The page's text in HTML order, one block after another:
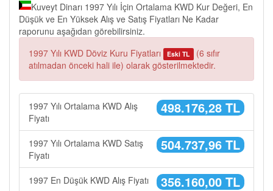
Kuveyt Dinarı 1997 Yılı İçin Ortalama KWD Kur Değeri, En
Düşük ve En Yüksek Alış ve Satış Fiyatları Ne Kadar
raporunu aşağıdan görebilirsiniz.
1997 Yılı KWD Döviz Kuru Fiyatları
Eski TL (6 sıfır
atılmadan önceki hali ile) olarak gösterilmektedir.
498.176,28 TL
1997 Yılı Ortalama KWD Alış
Fiyatı
504.737,96 TL
1997 Yılı Ortalama KWD Satış
Fiyatı
356.160,00 TL
1997 En Düşük KWD Alış Fiyatı